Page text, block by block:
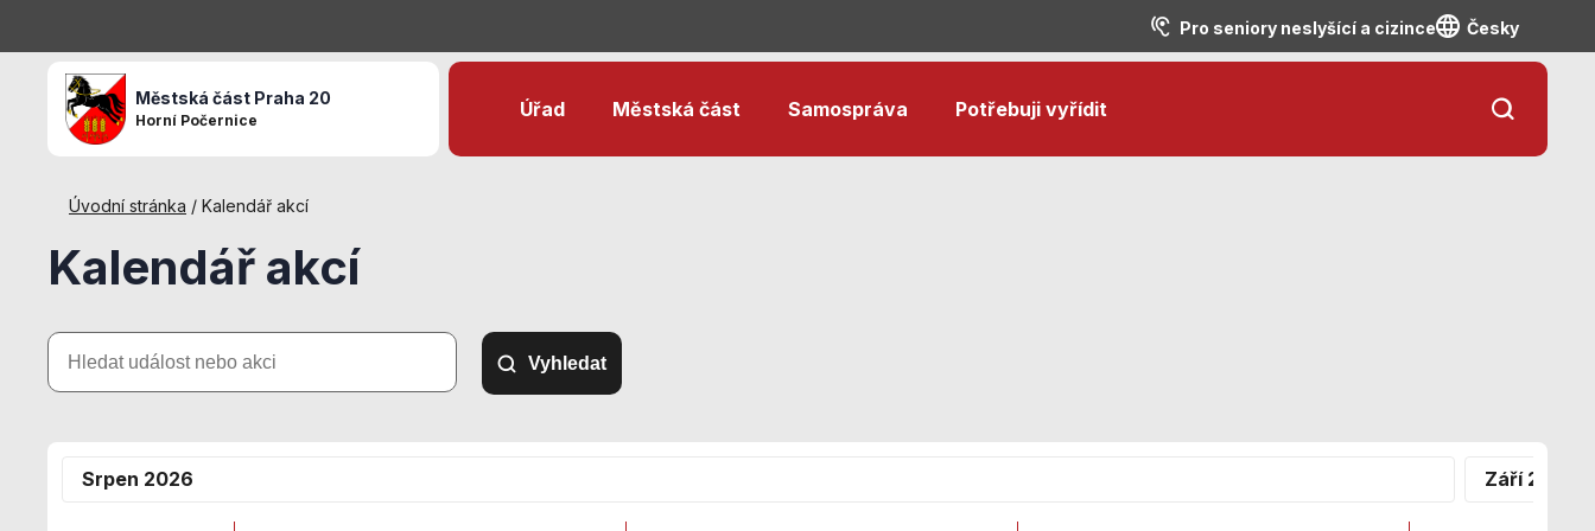
Pro seniory neslyšící a cizince Česky
Městská část Praha 20
Horní Počernice Úřad Městská část Samospráva Potřebuji vyřídit
Úvodní stránka / Kalendář akcí
Kalendář akcí
Hledat
událost
nebo
Vyhledat
Srpen 2026 Září 2026